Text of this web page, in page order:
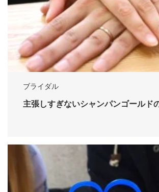
ブライダル
主張しすぎないシャンパンゴールド